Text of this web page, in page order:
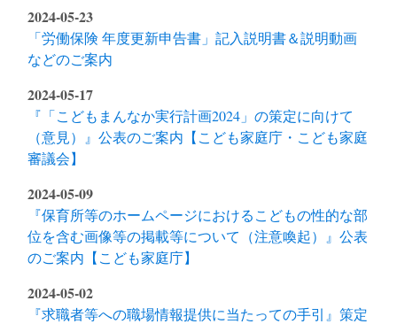
2024-05-23
「労働保険 年度更新申告書」記入説明書＆説明動画
などのご案内
2024-05-17
『「こどもまんなか実行計画2024」の策定に向けて
（意見）』公表のご案内【こども家庭庁・こども家庭
審議会】
2024-05-09
『保育所等のホームページにおけるこどもの性的な部
位を含む画像等の掲載等について（注意喚起）』公表
のご案内【こども家庭庁】
2024-05-02
『求職者等への職場情報提供に当たっての手引』策定